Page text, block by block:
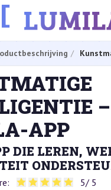
APP
DIE LEREN,
5/ 5